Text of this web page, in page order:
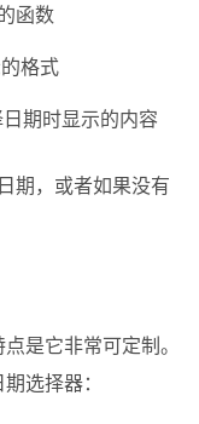
函数
格式
期时显示的内容
期，或者如果没有
是它非常可定制。
选择器：